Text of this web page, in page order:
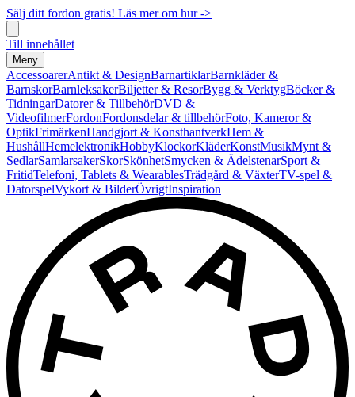
Sälj ditt fordon gratis! Läs mer om hur ->
Till innehållet
Meny
AccessoarerAntikt & DesignBarnartiklarBarnkläder &
BarnskorBarnleksakerBiljetter & ResorBygg & VerktygBöcker &
TidningarDatorer & TillbehörDVD &
VideofilmerFordonFordonsdelar & tillbehörFoto, Kameror &
OptikFrimärkenHandgjort & KonsthantverkHem &
HushållHemelektronikHobbyKlockorKläderKonstMusikMynt &
SedlarSamlarsakerSkorSkönhetSmycken & ÄdelstenarSport &
FritidTelefoni, Tablets & WearablesTrädgård & VäxterTV-spel &
DatorspelVykort & BilderÖvrigtInspiration